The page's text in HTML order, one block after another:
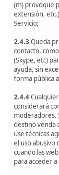
(m) provoque
extensión,
Servicio;
2.4.3 Queda
contacto,
(Skype, etc)
ayuda, sin
forma pública
2.4.4
considerará
moderadores.
destino venda
use técnicas
el uso abusivo
cuando las
para acceder a